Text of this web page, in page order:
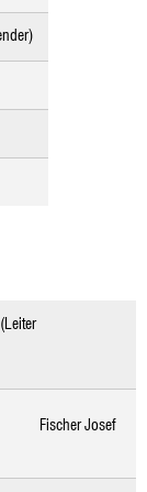
Fischer Josef